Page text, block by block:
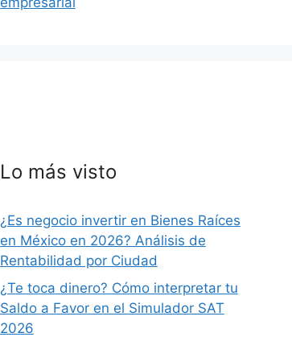
S
Lo más visto
¿Es negocio invertir en Bienes Raíces
en México en 2026? Análisis de
Rentabilidad por Ciudad
¿Te toca dinero? Cómo interpretar tu
Saldo a Favor en el Simulador SAT
2026